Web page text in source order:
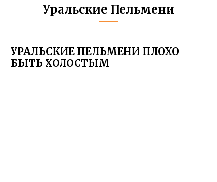
Уральские Пельмени
УРАЛЬСКИЕ ПЕЛЬМЕНИ ПЛОХО
БЫТЬ ХОЛОСТЫМ